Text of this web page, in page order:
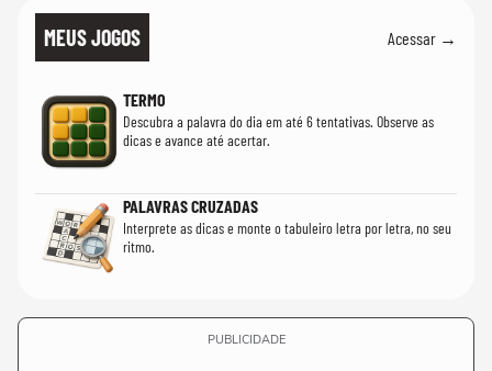
MEUS JOGOS Acessar →
TERMO
Descubra a palavra do dia em até 6 tentativas. Observe as
dicas e avance até acertar.
PALAVRAS CRUZADAS
Interprete as dicas e monte o tabuleiro letra por letra, no seu
ritmo.
PUBLICIDADE